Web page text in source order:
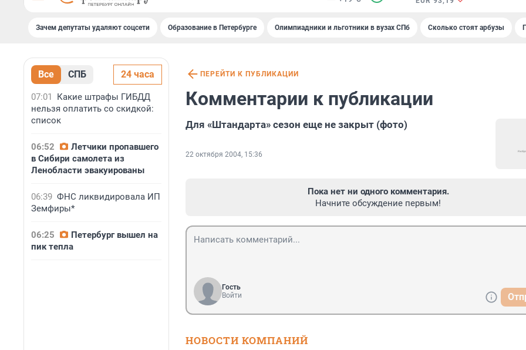
Зачем депутаты удаляют соцсети Образование в Петербурге Олимпиадники и льготники в вузах СПб Сколько стоят арбузы
Все СПБ 24 часа
07:01
Какие штрафы ГИБДД
нельзя оплатить со скидкой:
список
06:52
Летчики пропавшего
в Сибири самолета из
Ленобласти эвакуированы
06:39 ФНС ликвидировала ИП
Земфиры*
06:25
Петербург вышел на
пик тепла
ПЕРЕЙТИ К ПУБЛИКАЦИИ
Комментарии к публикации
Для «Штандарта» сезон еще не закрыт (фото)
22 октября 2004, 15:36
Пока нет ни одного комментария.
Начните обсуждение первым!
Гость
Войти
НОВОСТИ КОМПАНИЙ